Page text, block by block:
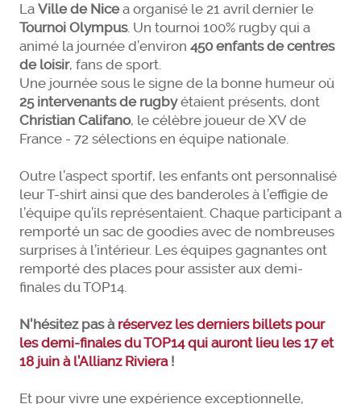
La Ville de Nicea organisé le 21 avril dernier le
Tournoi Olympus. Un tournoi 100% rugby qui a
animé la journée d’environ 450 enfants de centres
de loisir, fans de sport.
Une journée sous le signe de la bonne humeur où
25 intervenants de rugbyétaient présents, dont
Christian Califano, le célèbre joueur de XV de
France - 72 sélections en équipe nationale.
Outre l’aspect sportif, les enfants ont personnalisé
leur T-shirt ainsi que des banderoles à l’effigie de
l’équipe qu’ils représentaient. Chaque participant a
remporté un sac de goodies avec de nombreuses
surprises à l’intérieur. Les équipes gagnantes ont
remporté des places pour assister aux demi-
finales du TOP14.
N'hésitez pas àréservez les derniers billets pour
les demi-finales du TOP14 qui auront lieu les 17 et
18 juin à l’Allianz Riviera!
Et pour vivre une expérience exceptionnelle,